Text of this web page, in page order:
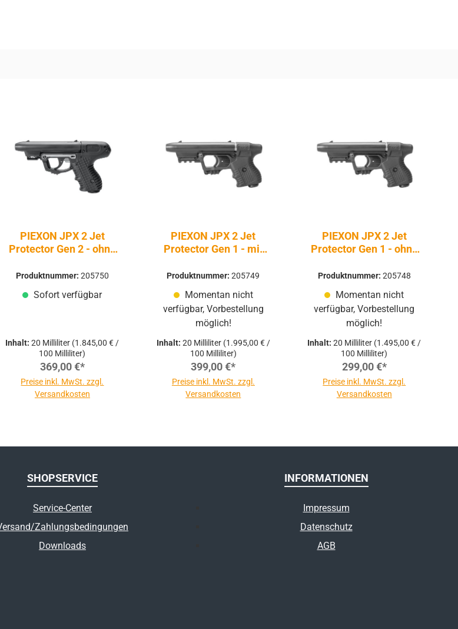
PIEXON JPX 2 Jet
Protector Gen 2 - ohne
Produktnummer: 205750
Sofort verfügbar
Inhalt:20 Milliliter (1.845,00 € /
100 Milliliter)
369,00 €*
Preise inkl. MwSt. zzgl.
Versandkosten
PIEXON JPX 2 Jet
Protector Gen 1 - mit
Produktnummer:205749
Momentan nicht
verfügbar, Vorbestellung
möglich!
Inhalt: 20 Milliliter (1.995,00 € /
100 Milliliter)
399,00 €*
Preise inkl. MwSt. zzgl.
Versandkosten
PIEXON JPX 2 Jet
Protector Gen 1 - ohne
Produktnummer: 205748
Momentan nicht
verfügbar, Vorbestellung
möglich!
Inhalt:20 Milliliter (1.495,00 € /
100 Milliliter)
299,00 €*
Preise inkl. MwSt. zzgl.
Versandkosten
SHOPSERVICE
Service-Center
Zahlungsbedingungen
Downloads
INFORMATIONEN
Impressum
Datenschutz
AGB